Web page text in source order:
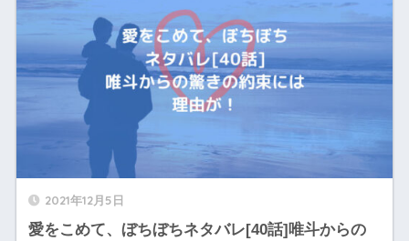
2021年12月5日
愛をこめて、ぼちぼちネタバレ[40話]唯斗からの